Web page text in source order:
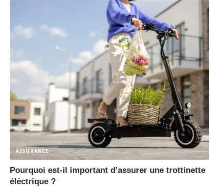
ASSURANCE
Pourquoi est-il important d’assurer une trottinette
éléctrique ?